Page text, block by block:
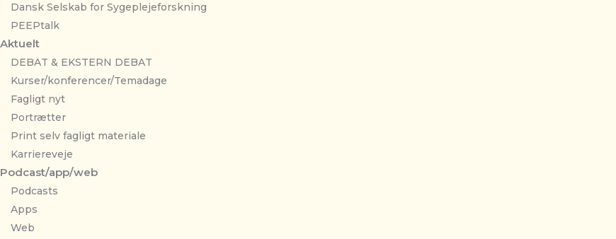
Dansk Selskab for Sygeplejeforskning
PEEPtalk
Aktuelt
DEBAT & EKSTERN DEBAT
Kurser/konferencer/Temadage
Fagligt nyt
Portrætter
Print selv fagligt materiale
Karriereveje
Podcast/app/web
Podcasts
Apps
Web